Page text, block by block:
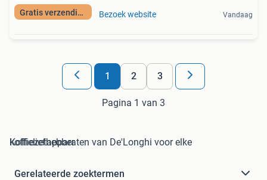
Gratis verzending Bezoek website Vandaag
1 2 3
Pagina 1 van 3
Koffiezetapparaten van De'Longhi voor elke koffieliefhebber
Gerelateerde zoektermen